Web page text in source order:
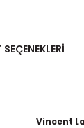
Vincent